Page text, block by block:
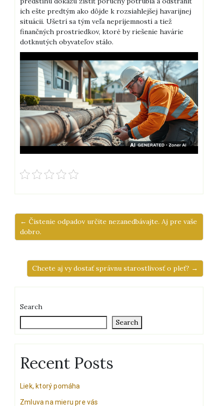
ich ešte predtým ako dôjde k rozsiahlejšej havarijnej
situácii. Ušetrí sa tým veľa nepríjemností a tiež
finančných prostriedkov, ktoré by riešenie havárie
dotknutých obyvateľov stálo.
← Čistenie odpadov určite nezanedbávajte. Aj pre vaše
dobro.
Chcete aj vy dostať správnu starostlivosť o pleť? →
Search
Search
Recent Posts
Liek, ktorý pomáha
Zmluva na mieru pre vás